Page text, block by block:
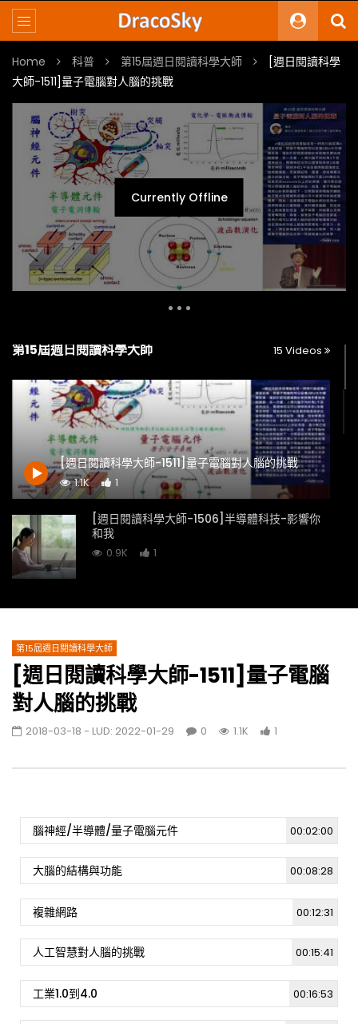
Home 科普 第15屆週日閱讀科學大師
[週日閱讀科學
大師-1511]量子電腦對人腦的挑戰
Currently Offline
Original Video
第15屆週日閱讀科學大師 15 Videos
[週日閱讀科學大師-1511]量子電腦對人腦的挑戰
1.1K 1
[週日閱讀科學大師-1506]半導體科技-影響你
和我
0.9K 1
[週日閱讀科學大師-1509]語音技術的前世今生
1K
山研究
[週日閱讀科學大師-1512]淺談海嘯
1.3K 0
[週日閱讀科學大師-1514] 生命的協奏曲–巨觀
3.9K
[週日閱讀科學大師-1514]外來種的來,去? 從各
第15屆週日閱讀科學大師
[週日閱讀科學大師-1511]量子電腦
對人腦的挑戰
2018-03-18 - LUD: 2022-01-29 0 1.1K 1
腦神經/半導體/量子電腦元件 00:02:00
大腦的結構與功能 00:08:28
複雜網路 00:12:31
人工智慧對人腦的挑戰 00:15:41
工業1.0到4.0 00:16:53